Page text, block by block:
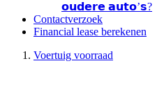
𝗼𝘂𝗱𝗲𝗿𝗲 𝗮𝘂𝘁𝗼’𝘀?
Contactverzoek
Financial lease berekenen
Voertuig voorraad